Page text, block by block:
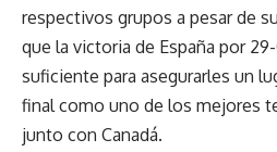
respectivos grupos a pesar de
que la victoria de España por
suficiente para asegurarles un
final como uno de los mejores
junto con Canadá.